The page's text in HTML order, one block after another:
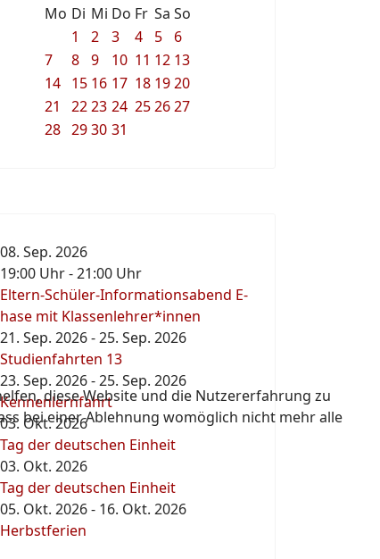
Mo Di Mi Do Fr Sa So
1
2 3 4 5
6
7
8 9 10 11 12 13
14 15 16 17 18 1920
21
2223 24 252627
28 2930 31
08. Sep. 2026
19:00 Uhr-21:00 Uhr
Eltern-Schüler-Informationsabend E-
mit Klassenlehrer*innen
21. Sep. 2026-25. Sep. 2026
Studienfahrten 13
23. Sep. 2026-25. Sep. 2026
Kennenlernfahrt
03. Okt. 2026
Tag der deutschen Einheit
03. Okt. 2026
Tag der deutschen Einheit
05. Okt. 2026- 16. Okt. 2026
Herbstferien
diese Website und die Nutzererfahrung zu
bei einer Ablehnung womöglich nicht mehr alle